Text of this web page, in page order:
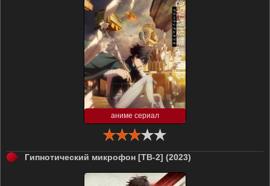
аниме сериал
Гипнотический микрофон [ТВ-2] (2023)